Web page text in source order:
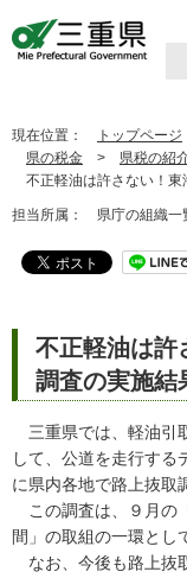
現在位置： トップページ
県の税金 > 県税の紹
不正軽油は許さない！東
担当所属： 県庁の組織
不正軽油は許
調査の実施結
三重県では、軽油引
して、公道を走行する
に県内各地で路上抜取
この調査は、９月の
間」の取組の一環とし
なお、今後も路上抜